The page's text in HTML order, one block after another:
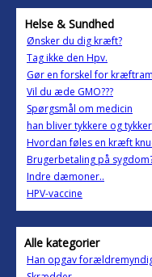
Helse & Sundhed
Ønsker du dig kræft?
Tag ikke den Hpv.
Gør en forskel for
Vil du æde GMO???
Spørgsmål om medicin
han bliver tykkere og
Hvordan føles en kræft
Brugerbetaling på
Indre dæmoner..
HPV-vaccine
Alle kategorier
Han opgav